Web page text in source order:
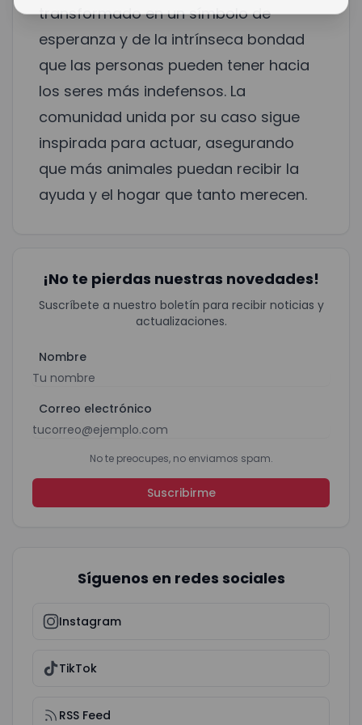
transformado en un símbolo de
esperanza y de la intrínseca bondad
que las personas pueden tener hacia
los seres más indefensos. La
comunidad unida por su caso sigue
inspirada para actuar, asegurando
que más animales puedan recibir la
ayuda y el hogar que tanto merecen.
¡No te pierdas nuestras novedades!
Suscríbete a nuestro boletín para recibir noticias y
actualizaciones.
Nombre
Correo electrónico
No te preocupes, no enviamos spam.
Suscribirme
Síguenos en redes sociales
Instagram
TikTok
RSS Feed